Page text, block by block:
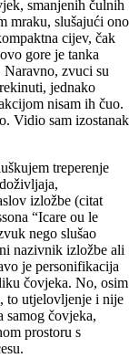
smanjenih čulnih
mraku, slušajući ono
cijev, čak
gore je tanka
Naravno, zvuci su
jednako
nisam ih čuo.
Vidio sam izostanak
treperenje
izložbe (citat
“Icare ou le
nego slušao
nazivnik izložbe ali
je personifikacija
čovjeka. No, osim
to utjelovljenje i nije
samog čovjeka,
prostoru s